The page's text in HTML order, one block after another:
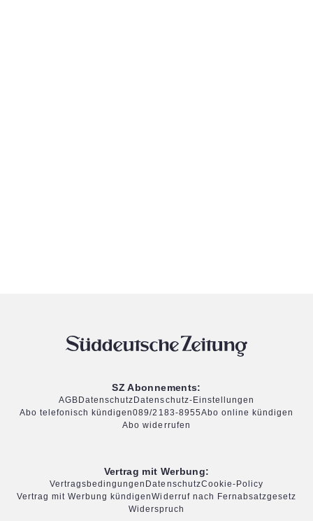
SZ Abonnements:
AGB Datenschutz Datenschutz-Einstellungen
Abo telefonisch kündigen089/2183-8955Abo online kündigen
Abo widerrufen
Vertrag mit Werbung:
Vertragsbedingungen DatenschutzCookie-Policy
Vertrag mit Werbung kündigenWiderruf nach Fernabsatzgesetz
Widerspruch